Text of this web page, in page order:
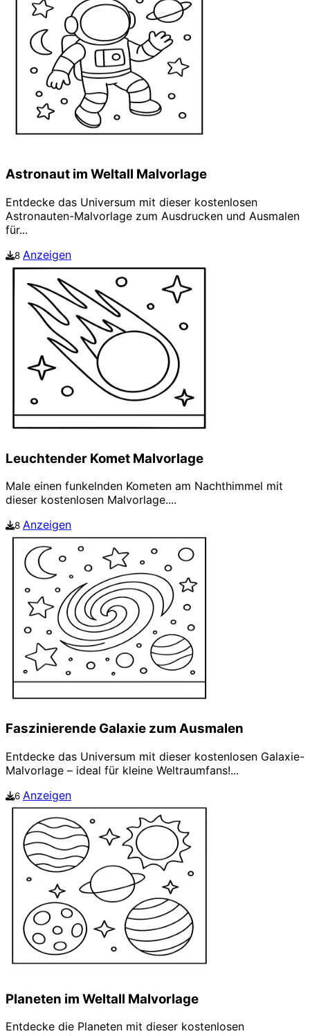
Astronaut im Weltall Malvorlage
Entdecke das Universum mit dieser kostenlosen
Astronauten-Malvorlage zum Ausdrucken und Ausmalen
für...
8 Anzeigen
Leuchtender Komet Malvorlage
Male einen funkelnden Kometen am Nachthimmel mit
dieser kostenlosen Malvorlage....
8 Anzeigen
Faszinierende Galaxie zum Ausmalen
Entdecke das Universum mit dieser kostenlosen Galaxie-
Malvorlage – ideal für kleine Weltraumfans!...
6 Anzeigen
Planeten im Weltall Malvorlage
Entdecke die Planeten mit dieser kostenlosen